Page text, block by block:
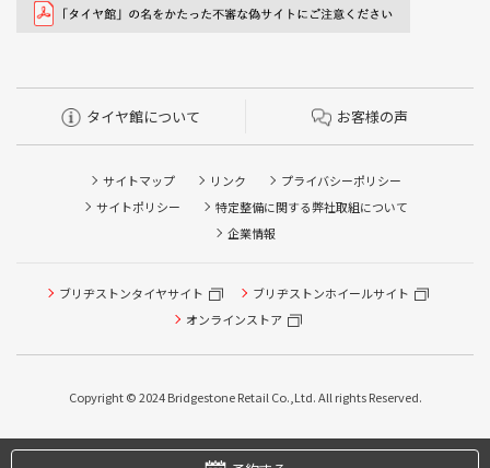
タイヤ館について お客様の声
サイトマップ リンク
プライバシーポリシー
サイトポリシー
特定整備に関する弊社取組について
企業情報
ブリヂストンタイヤサイト
ブリヂストンホイールサイト
オンラインストア
Copyright © 2024 Bridgestone Retail Co.,Ltd. All rights Reserved.
ピット作業の予約